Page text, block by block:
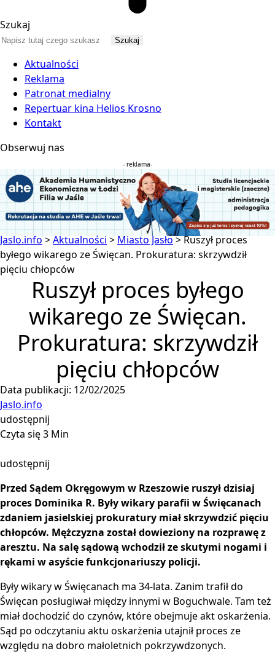
Szukaj
Aktualności
Reklama
Patronat medialny
Repertuar kina Helios Krosno
Kontakt
Obserwuj nas
- reklama-
Jaslo.info>Aktualności > Miasto Jasło>Ruszył proces
byłego wikarego ze Święcan. Prokuratura: skrzywdził
pięciu chłopców
Ruszył proces byłego
wikarego ze Święcan.
Prokuratura: skrzywdził
pięciu chłopców
Data publikacji: 12/02/2025
Jaslo.info
udostępnij
Czyta się 3 Min
udostępnij
Przed Sądem Okręgowym w Rzeszowie ruszył dzisiaj
proces Dominika R. Były wikary parafii w Święcanach
zdaniem jasielskiej prokuratury miał skrzywdzić pięciu
chłopców. Mężczyzna został dowieziony na rozprawę z
aresztu. Na salę sądową wchodził ze skutymi nogami i
rękami w asyście funkcjonariuszy policji.
Były wikary w Święcanach ma 34-lata. Zanim trafił do
Święcan posługiwał między innymi w Boguchwale. Tam też
miał dochodzić do czynów, które obejmuje akt oskarżenia.
Sąd po odczytaniu aktu oskarżenia utajnił proces ze
względu na dobro małoletnich pokrzywdzonych.